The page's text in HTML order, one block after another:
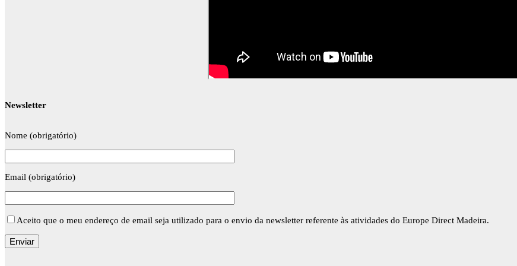
Newsletter
Nome (obrigatório)
Email (obrigatório)
Aceito que o meu endereço de email seja utilizado para o envio da newsletter referente às atividades do Europe Direct Madeira.